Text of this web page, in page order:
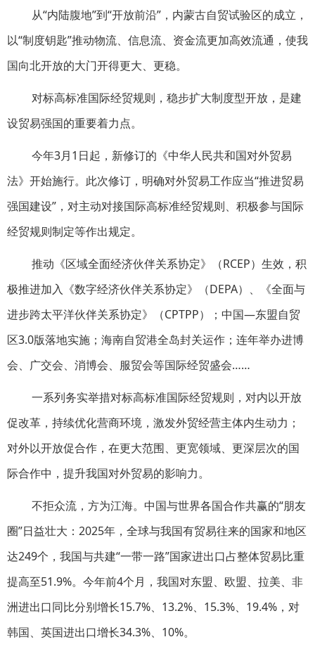
从“内陆腹地”到“开放前沿”，内蒙古自贸试验区的成立，
以“制度钥匙”推动物流、信息流、资金流更加高效流通，使我
国向北开放的大门开得更大、更稳。
对标高标准国际经贸规则，稳步扩大制度型开放，是建
设贸易强国的重要着力点。
今年3月1日起，新修订的《中华人民共和国对外贸易
法》开始施行。此次修订，明确对外贸易工作应当“推进贸易
强国建设”，对主动对接国际高标准经贸规则、积极参与国际
经贸规则制定等作出规定。
推动《区域全面经济伙伴关系协定》（RCEP）生效，积
极推进加入《数字经济伙伴关系协定》（DEPA）、《全面与
进步跨太平洋伙伴关系协定》（CPTPP）；中国—东盟自贸
区3.0版落地实施；海南自贸港全岛封关运作；连年举办进博
会、广交会、消博会、服贸会等国际经贸盛会……
一系列务实举措对标高标准国际经贸规则，对内以开放
促改革，持续优化营商环境，激发外贸经营主体内生动力；
对外以开放促合作，在更大范围、更宽领域、更深层次的国
际合作中，提升我国对外贸易的影响力。
不拒众流，方为江海。中国与世界各国合作共赢的“朋友
圈”日益壮大：2025年，全球与我国有贸易往来的国家和地区
达249个，我国与共建“一带一路”国家进出口占整体贸易比重
提高至51.9%。今年前4个月，我国对东盟、欧盟、拉美、非
洲进出口同比分别增长15.7%、13.2%、15.3%、19.4%，对
韩国、英国进出口增长34.3%、10%。